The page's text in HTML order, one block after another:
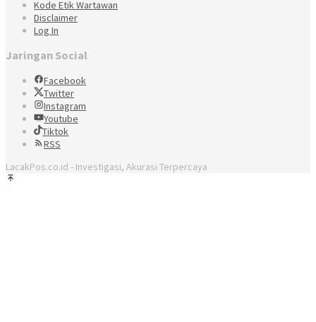
Kode Etik Wartawan
Disclaimer
Log In
Jaringan Social
Facebook
Twitter
Instagram
Youtube
Tiktok
RSS
LacakPos.co.id - Investigasi, Akurasi Terpercaya